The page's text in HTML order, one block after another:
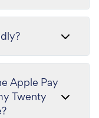
Apple Pay
Twenty